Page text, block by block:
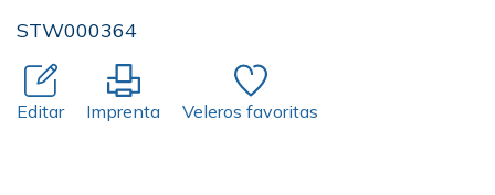
STW000364
Editar Imprenta Veleros favoritas